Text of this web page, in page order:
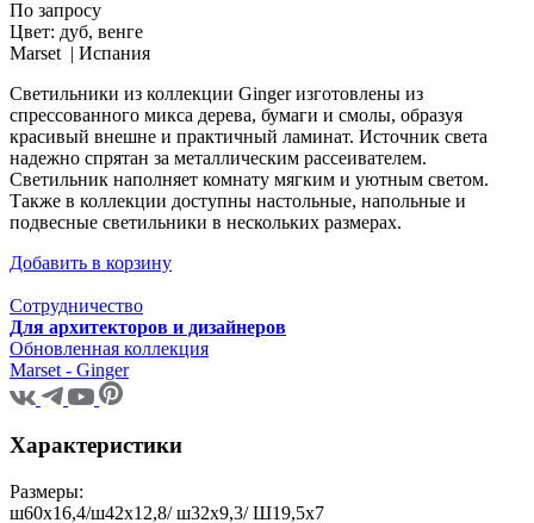
По запросу
Цвет: дуб, венге
Marset | Испания
Светильники из коллекции Ginger изготовлены из
спрессованного микса дерева, бумаги и смолы, образуя
красивый внешне и практичный ламинат. Источник света
надежно спрятан за металлическим рассеивателем.
Светильник наполняет комнату мягким и уютным светом.
Также в коллекции доступны настольные, напольные и
подвесные светильники в нескольких размерах.
Добавить в корзину
Сотрудничество
Для архитекторов и дизайнеров
Обновленная коллекция
Marset - Ginger
Характеристики
Размеры:
ш60x16,4/ш42x12,8/ ш32x9,3/ Ш19,5x7